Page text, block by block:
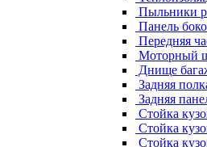
Пыльники
Панель
Передняя
Моторный
Днище
Задняя
Задняя
Стойка
Стойка
Стойка